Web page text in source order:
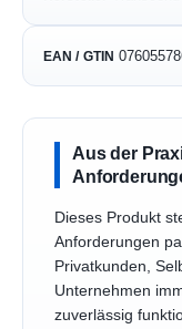
EAN / GTIN
Aus der
Dieses Produkt
Anforderungen
Privatkunden,
Unternehmen
zuverlässig